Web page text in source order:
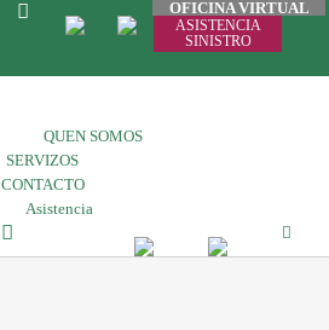
OFICINA VIRTUAL
ASISTENCIA
SINISTRO
QUEN SOMOS
SERVIZOS
CONTACTO
Asistencia